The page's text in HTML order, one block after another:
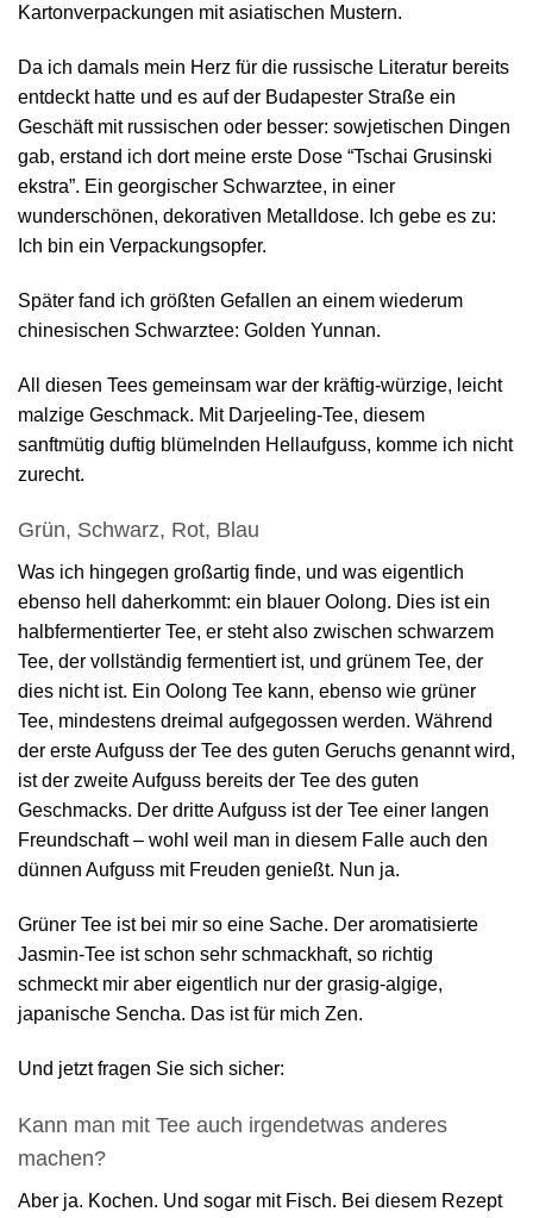
Kartonverpackungen mit asiatischen Mustern.
Da ich damals mein Herz für die russische Literatur bereits
entdeckt hatte und es auf der Budapester Straße ein
Geschäft mit russischen oder besser: sowjetischen Dingen
gab, erstand ich dort meine erste Dose “Tschai Grusinski
ekstra”. Ein georgischer Schwarztee, in einer
wunderschönen, dekorativen Metalldose. Ich gebe es zu:
Ich bin ein Verpackungsopfer.
Später fand ich größten Gefallen an einem wiederum
chinesischen Schwarztee: Golden Yunnan.
All diesen Tees gemeinsam war der kräftig-würzige, leicht
malzige Geschmack. Mit Darjeeling-Tee, diesem
sanftmütig duftig blümelnden Hellaufguss, komme ich nicht
zurecht.
Grün, Schwarz, Rot, Blau
Was ich hingegen großartig finde, und was eigentlich
ebenso hell daherkommt: ein blauer Oolong. Dies ist ein
halbfermentierter Tee, er steht also zwischen schwarzem
Tee, der vollständig fermentiert ist, und grünem Tee, der
dies nicht ist. Ein Oolong Tee kann, ebenso wie grüner
Tee, mindestens dreimal aufgegossen werden. Während
der erste Aufguss der Tee des guten Geruchs genannt wird,
ist der zweite Aufguss bereits der Tee des guten
Geschmacks. Der dritte Aufguss ist der Tee einer langen
Freundschaft – wohl weil man in diesem Falle auch den
dünnen Aufguss mit Freuden genießt. Nun ja.
Grüner Tee ist bei mir so eine Sache. Der aromatisierte
Jasmin-Tee ist schon sehr schmackhaft, so richtig
schmeckt mir aber eigentlich nur der grasig-algige,
japanische Sencha. Das ist für mich Zen.
Und jetzt fragen Sie sich sicher:
Kann man mit Tee auch irgendetwas anderes
machen?
Aber ja. Kochen. Und sogar mit Fisch. Bei diesem Rezept